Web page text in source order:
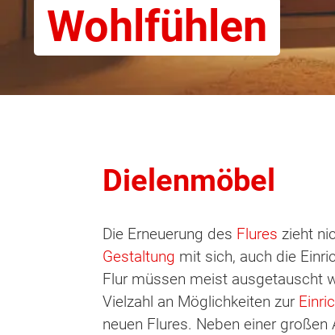
Wohlfühlen
Dielenmöbel
Die Erneuerung des Flures zieht
Gestaltung mit sich, auch die
Flur müssen meist ausgetauscht
Vielzahl an Möglichkeiten zur
neuen Flures. Neben einer großen